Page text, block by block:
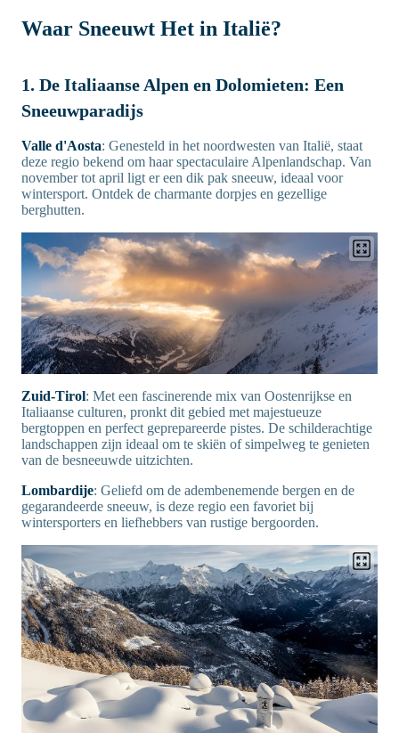
Waar Sneeuwt Het in Italië?
1. De Italiaanse Alpen en Dolomieten: Een
Sneeuwparadijs
Valle d'Aosta: Genesteld in het noordwesten van Italië, staat
deze regio bekend om haar spectaculaire Alpenlandschap. Van
november tot april ligt er een dik pak sneeuw, ideaal voor
wintersport. Ontdek de charmante dorpjes en gezellige
berghutten.
Zuid-Tirol: Met een fascinerende mix van Oostenrijkse en
Italiaanse culturen, pronkt dit gebied met majestueuze
bergtoppen en perfect geprepareerde pistes. De schilderachtige
landschappen zijn ideaal om te skiën of simpelweg te genieten
van de besneeuwde uitzichten.
Lombardije: Geliefd om de adembenemende bergen en de
gegarandeerde sneeuw, is deze regio een favoriet bij
wintersporters en liefhebbers van rustige bergoorden.